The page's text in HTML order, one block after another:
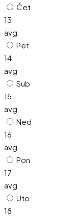
Čet
13
avg
Pet
14
avg
Sub
15
avg
Ned
16
avg
Pon
17
avg
Uto
18